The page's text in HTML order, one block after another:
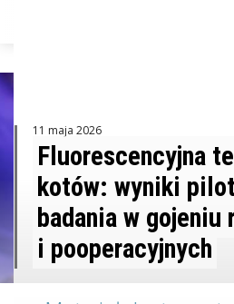
11 maja 2026
Fluorescencyjna
kotów: wyniki
badania w gojeniu
i pooperacyjnych